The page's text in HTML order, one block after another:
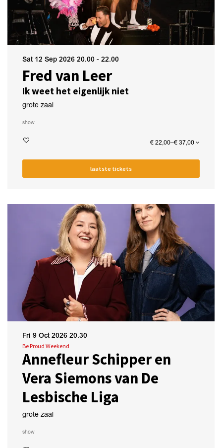
Fred van Leer
Ik weet het eigenlijk niet
Sat 12 Sep 2026 20.00 - 22.00
grote zaal
show
€ 22,00–€ 37,00
laatste tickets
Annefleur Schipper en
Vera Siemons van De
Lesbische Liga
Be Proud Weekend
Fri 9 Oct 2026 20.30
grote zaal
show